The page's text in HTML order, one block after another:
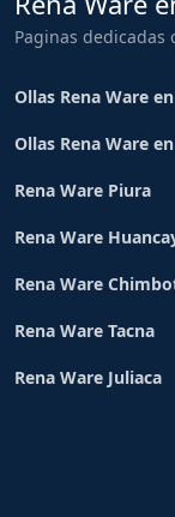
Paginas
Ollas Rena Ware
Ollas Rena Ware
Rena Ware Piura
Rena Ware
Rena Ware
Rena Ware Tacna
Rena Ware Juliaca